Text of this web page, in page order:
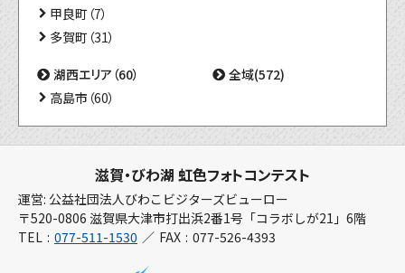
甲良町（7）
多賀町（31）
湖西エリア（60）
高島市（60）
全域(572)
滋賀・びわ湖 虹色フォトコンテスト
運営: 公益社団法人びわこビジターズビューロー
〒520-0806 滋賀県大津市打出浜2番1号「コラボしが21」6階
TEL
077-511-1530 FAX 077-526-4393